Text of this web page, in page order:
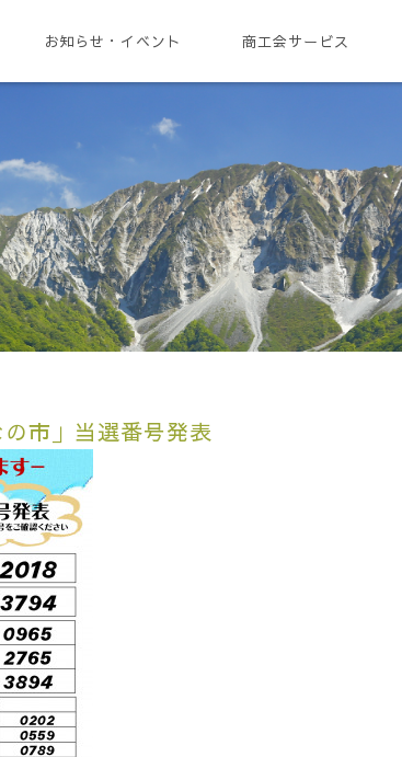
お知らせ・イベント 商工会サービス
市」当選番号発表